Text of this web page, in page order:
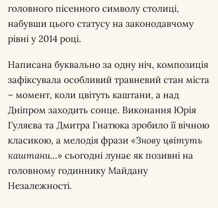
головного пісенного символу столиці,
набувши цього статусу на законодавчому
рівні у 2014 році.
Написана буквально за одну ніч, композиція
зафіксувала особливий травневий стан міста
– момент, коли цвітуть каштани, а над
Дніпром заходить сонце. Виконання Юрія
Гуляєва та Дмитра Гнатюка зробило її вічною
класикою, а мелодія фрази «Знову цвітуть
каштани…» сьогодні лунає як позивні на
головному годиннику Майдану
Незалежності.